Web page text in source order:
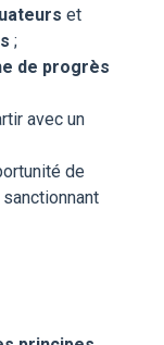
et
;
de progrès
avec un
de